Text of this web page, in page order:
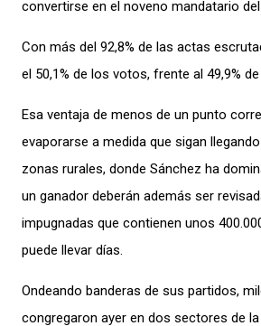
convertirse en el noveno mandatario
Con más del 92,8% de las actas
el 50,1% de los votos, frente al 49,9%
Esa ventaja de menos de un punto
evaporarse a medida que sigan
zonas rurales, donde Sánchez ha
un ganador deberán además ser
impugnadas que contienen unos
puede llevar días.
Ondeando banderas de sus partidos,
congregaron ayer en dos sectores de